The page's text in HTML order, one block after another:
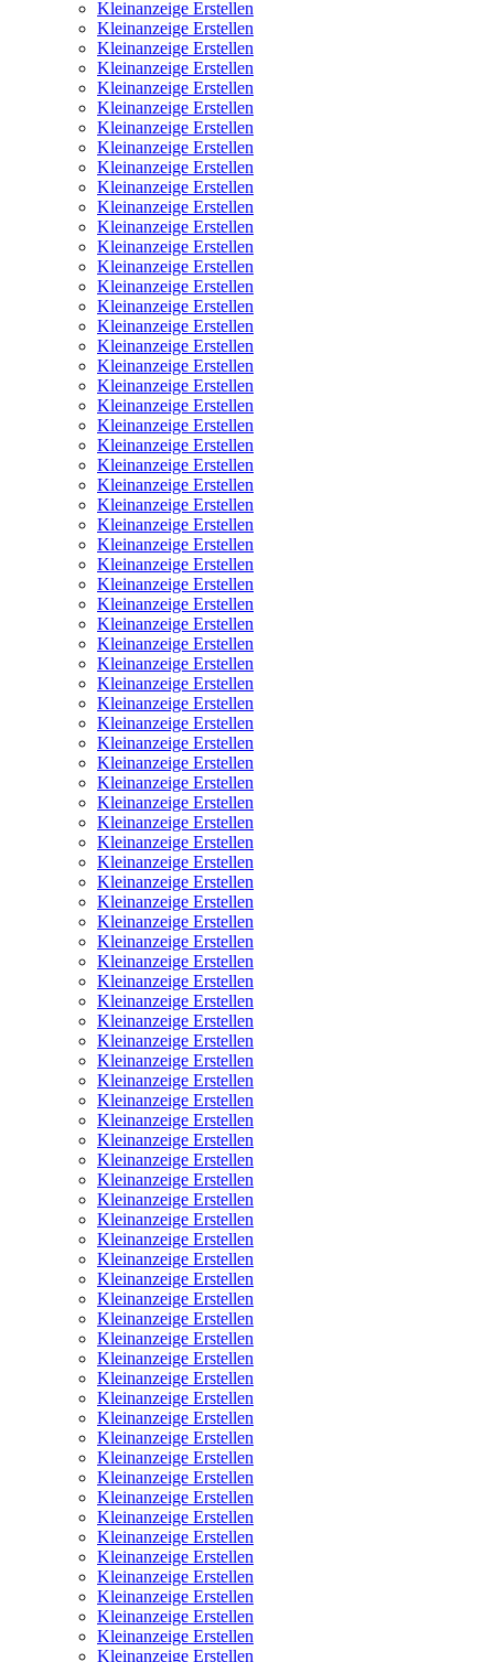
Kleinanzeige Erstellen
Kleinanzeige Erstellen
Kleinanzeige Erstellen
Kleinanzeige Erstellen
Kleinanzeige Erstellen
Kleinanzeige Erstellen
Kleinanzeige Erstellen
Kleinanzeige Erstellen
Kleinanzeige Erstellen
Kleinanzeige Erstellen
Kleinanzeige Erstellen
Kleinanzeige Erstellen
Kleinanzeige Erstellen
Kleinanzeige Erstellen
Kleinanzeige Erstellen
Kleinanzeige Erstellen
Kleinanzeige Erstellen
Kleinanzeige Erstellen
Kleinanzeige Erstellen
Kleinanzeige Erstellen
Kleinanzeige Erstellen
Kleinanzeige Erstellen
Kleinanzeige Erstellen
Kleinanzeige Erstellen
Kleinanzeige Erstellen
Kleinanzeige Erstellen
Kleinanzeige Erstellen
Kleinanzeige Erstellen
Kleinanzeige Erstellen
Kleinanzeige Erstellen
Kleinanzeige Erstellen
Kleinanzeige Erstellen
Kleinanzeige Erstellen
Kleinanzeige Erstellen
Kleinanzeige Erstellen
Kleinanzeige Erstellen
Kleinanzeige Erstellen
Kleinanzeige Erstellen
Kleinanzeige Erstellen
Kleinanzeige Erstellen
Kleinanzeige Erstellen
Kleinanzeige Erstellen
Kleinanzeige Erstellen
Kleinanzeige Erstellen
Kleinanzeige Erstellen
Kleinanzeige Erstellen
Kleinanzeige Erstellen
Kleinanzeige Erstellen
Kleinanzeige Erstellen
Kleinanzeige Erstellen
Kleinanzeige Erstellen
Kleinanzeige Erstellen
Kleinanzeige Erstellen
Kleinanzeige Erstellen
Kleinanzeige Erstellen
Kleinanzeige Erstellen
Kleinanzeige Erstellen
Kleinanzeige Erstellen
Kleinanzeige Erstellen
Kleinanzeige Erstellen
Kleinanzeige Erstellen
Kleinanzeige Erstellen
Kleinanzeige Erstellen
Kleinanzeige Erstellen
Kleinanzeige Erstellen
Kleinanzeige Erstellen
Kleinanzeige Erstellen
Kleinanzeige Erstellen
Kleinanzeige Erstellen
Kleinanzeige Erstellen
Kleinanzeige Erstellen
Kleinanzeige Erstellen
Kleinanzeige Erstellen
Kleinanzeige Erstellen
Kleinanzeige Erstellen
Kleinanzeige Erstellen
Kleinanzeige Erstellen
Kleinanzeige Erstellen
Kleinanzeige Erstellen
Kleinanzeige Erstellen
Kleinanzeige Erstellen
Kleinanzeige Erstellen
Kleinanzeige Erstellen
Kleinanzeige Erstellen